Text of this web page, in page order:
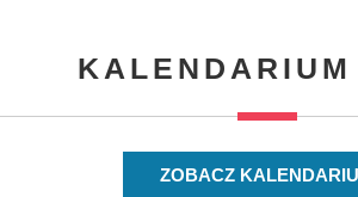
ZOBACZ